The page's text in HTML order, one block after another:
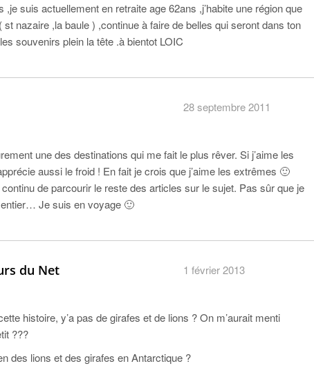
,je suis actuellement en retraite age 62ans ,j’habite une région que
nazaire ,la baule ) ,continue à faire de belles qui seront dans ton
souvenirs plein la tête .à bientot LOIC
28 septembre 2011
une des destinations qui me fait le plus rêver. Si j’aime les
aussi le froid ! En fait je crois que j’aime les extrêmes 🙂
de parcourir le reste des articles sur le sujet. Pas sûr que je
Je suis en voyage 🙂
du Net 1 février 2013
histoire, y’a pas de girafes et de lions ? On m’aurait menti
???
des lions et des girafes en Antarctique ?